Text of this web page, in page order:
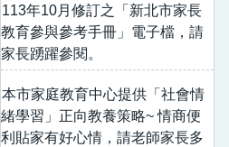
113年10月修訂之「新北市家長
教育參與參考手冊」電子檔，請
家長踴躍參閱。
本市家庭教育中心提供「社會情
緒學習」正向教養策略~ 情商便
利貼家有好心情，請老師家長多